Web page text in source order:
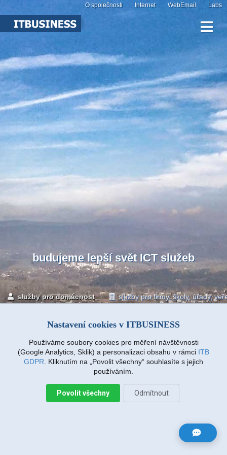
O společnosti Internet WebEmail Labs
budujeme lepší svět ICT služeb
služby pro domácnost služby pro firmy, školy, úřady,
internet televize volání ICT
Nastavení cookies v ITBUSINESS
Používáme soubory cookies pro měření návštěvnosti
(Google Analytics, Sklik) a personalizaci obsahu v rámci ITB
GDPR . Kliknutím na „Povolit všechny“ souhlasíte s jejich
používáním.
Povolit všechny Odmítnout
Liberec